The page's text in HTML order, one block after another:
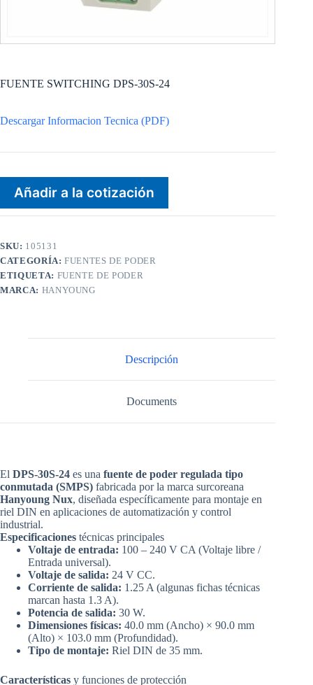
FUENTE SWITCHING DPS-30S-24
Descargar Informacion Tecnica (PDF)
Añadir a la cotización
SKU: 105131
CATEGORÍA:FUENTES DE PODER
ETIQUETA: FUENTE DE PODER
MARCA: HANYOUNG
Descripción
Documents
El DPS-30S-24 es una fuente de poder regulada tipo
conmutada (SMPS) fabricada por la marca surcoreana
Hanyoung Nux, diseñada específicamente para montaje en
riel DIN en aplicaciones de automatización y control
industrial.
Especificaciones técnicas principales
Voltaje de entrada: 100 – 240 V CA (Voltaje libre /
Entrada universal).
Voltaje de salida: 24 V CC.
Corriente de salida: 1.25 A (algunas fichas técnicas
marcan hasta 1.3 A).
Potencia de salida: 30 W.
Dimensiones físicas: 40.0 mm (Ancho) × 90.0 mm
(Alto) × 103.0 mm (Profundidad).
Tipo de montaje: Riel DIN de 35 mm.
Características y funciones de protección